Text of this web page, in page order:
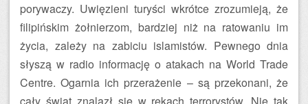
porywaczy. Uwięzieni turyści wkrótce zrozumieją, że
filipińskim żołnierzom, bardziej niż na ratowaniu im
życia, zależy na zabiciu islamistów. Pewnego dnia
słyszą w radio informację o atakach na World Trade
Centre. Ogarnia ich przerażenie – są przekonani, że